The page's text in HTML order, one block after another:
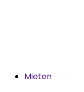
Mieten